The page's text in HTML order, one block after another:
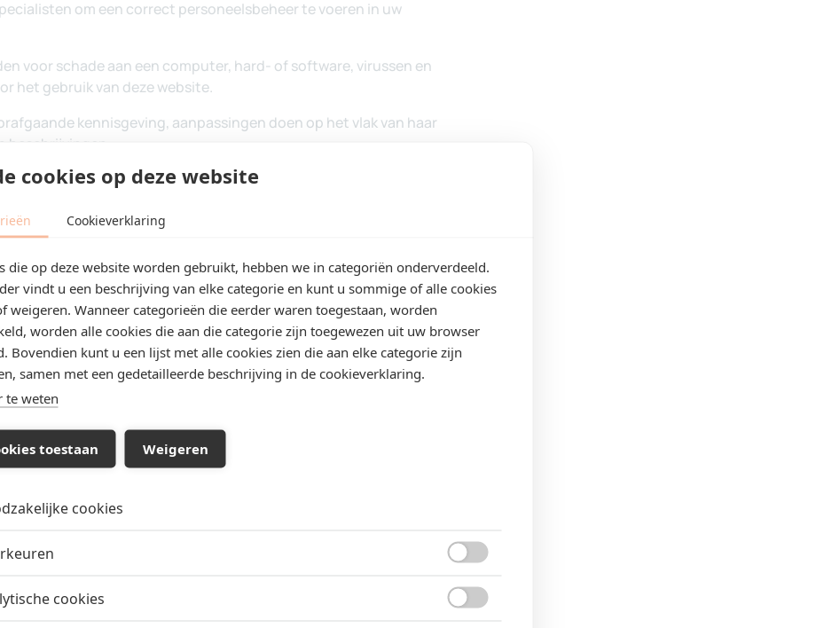
cookies op deze website
Cookieverklaring
die op deze website worden gebruikt, hebben we in categoriën onderverdeeld.
vindt u een beschrijving van elke categorie en kunt u sommige of alle cookies
weigeren. Wanneer categorieën die eerder waren toegestaan, worden
worden alle cookies die aan die categorie zijn toegewezen uit uw browser
Bovendien kunt u een lijst met alle cookies zien die aan elke categorie zijn
samen met een gedetailleerde beschrijving in de cookieverklaring.
te weten
toestaan Weigeren
cookies
cookies